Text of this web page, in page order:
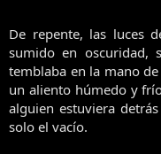
De repente, las luces
sumido en oscuridad,
temblaba en la mano
un aliento húmedo y
alguien estuviera
solo el vacío.